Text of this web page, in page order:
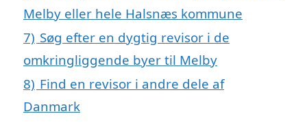
Melby eller hele Halsnæs kommune
7) Søg efter en dygtig revisor i de
omkringliggende byer til Melby
8) Find en revisor i andre dele af
Danmark